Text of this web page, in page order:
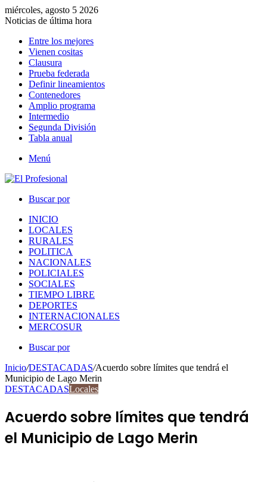
miércoles, agosto 5 2026
Noticias de última hora
Entre los mejores
Vienen cositas
Clausura
Prueba federada
Definir lineamientos
Contenedores
Amplio programa
Intermedio
Segunda División
Tabla anual
Menú
Buscar por
INICIO
LOCALES
RURALES
POLITICA
NACIONALES
POLICIALES
SOCIALES
TIEMPO LIBRE
DEPORTES
INTERNACIONALES
MERCOSUR
Buscar por
Inicio/DESTACADAS/Acuerdo sobre límites que tendrá el
Municipio de Lago Merin
DESTACADASLocales
Acuerdo sobre límites que tendrá
el Municipio de Lago Merin